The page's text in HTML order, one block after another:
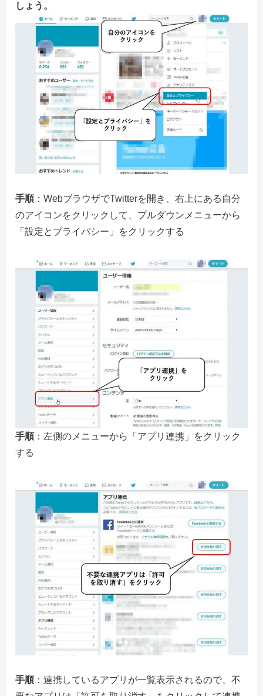
しょう。
手順：WebブラウザでTwitterを開き、右上にある自分
のアイコンをクリックして、プルダウンメニューから
「設定とプライバシー」をクリックする
手順：左側のメニューから「アプリ連携」をクリック
する
手順：連携しているアプリが一覧表示されるので、不